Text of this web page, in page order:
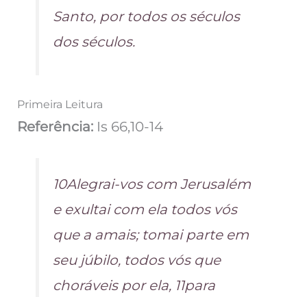
Santo, por todos os séculos
dos séculos.
Primeira Leitura
Referência: Is 66,10-14
10Alegrai-vos com Jerusalém
e exultai com ela todos vós
que a amais; tomai parte em
seu júbilo, todos vós que
choráveis por ela, 11para